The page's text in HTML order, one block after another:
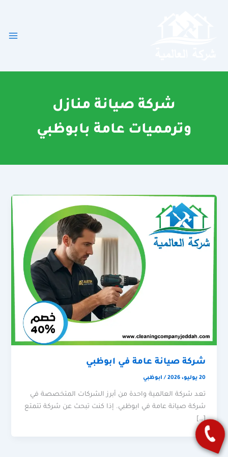
شركة صيانة منازل
وترمميات عامة بابوظبي
شركة صيانة عامة في ابوظبي
20 يوليو، 2026 / ابوظبي
تعد شركة العالمية واحدة من أبرز الشركات المتخصصة في
شركة صيانة عامة في ابوظبي. إذا كنت تبحث عن شركة تتمتع
[…]